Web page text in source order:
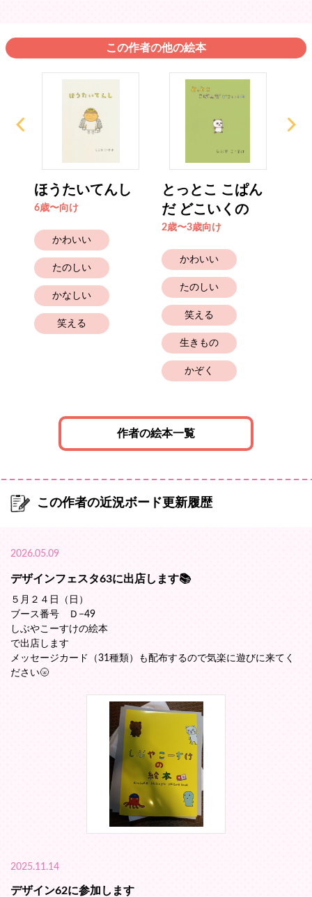
この作者の他の絵本
ほうたいてんし
6歳〜向け
かわいい
たのしい
かなしい
笑える
とっとこ こぱん
だ どこいくの
2歳〜3歳向け
かわいい
たのしい
笑える
生きもの
かぞく
作者の絵本一覧
この作者の近況ボード更新履歴
2026.05.09
デザインフェスタ63に出店します📚️
５月２４日（日）
ブース番号 Ｄ−49
しぶやこーすけの絵本
で出店します
メッセージカード（31種類）も配布するので気楽に遊びに来てく
ださい🌝
2025.11.14
デザイン62に参加します